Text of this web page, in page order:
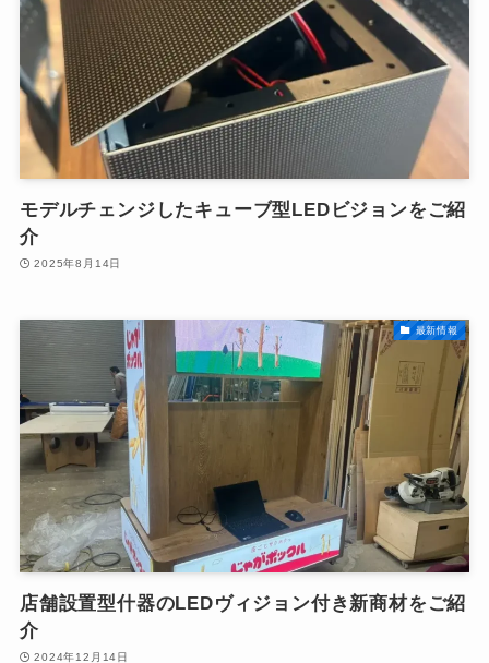
モデルチェンジしたキューブ型LEDビジョンをご紹
介
2025年8月14日
最新情報
店舗設置型什器のLEDヴィジョン付き新商材をご紹
介
2024年12月14日